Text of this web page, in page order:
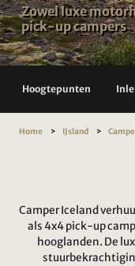
Zowel luxe
pick-up campers
Hoogtepunten
Home IJsland
Camper Iceland
als 4x4 pick-up
hooglanden. De